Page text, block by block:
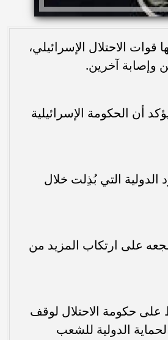
قوات الاحتلال الإسرائيلي،
وإصابة آخرين.
أن الحكومة الإسرائيلية
التي بُذِلت خلال
على ارتكاب المزيد من
على حكومة الاحتلال لوقف
الدولية للشعب